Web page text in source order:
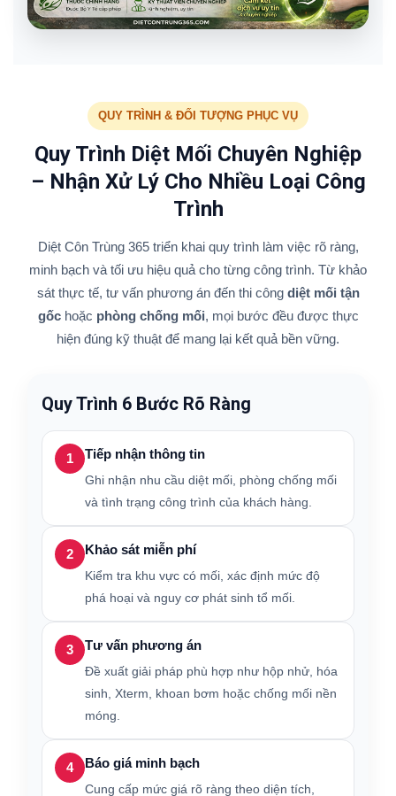
QUY TRÌNH & ĐỐI TƯỢNG PHỤC VỤ
Quy Trình Diệt Mối Chuyên Nghiệp
– Nhận Xử Lý Cho Nhiều Loại Công
Trình
Diệt Côn Trùng 365 triển khai quy trình làm việc rõ ràng,
minh bạch và tối ưu hiệu quả cho từng công trình. Từ khảo
sát thực tế, tư vấn phương án đến thi công diệt mối tận
gốchoặc phòng chống mối, mọi bước đều được thực
hiện đúng kỹ thuật để mang lại kết quả bền vững.
Quy Trình 6 Bước Rõ Ràng
1 Tiếp nhận thông tin
Ghi nhận nhu cầu diệt mối, phòng chống mối
và tình trạng công trình của khách hàng.
2 Khảo sát miễn phí
Kiểm tra khu vực có mối, xác định mức độ
phá hoại và nguy cơ phát sinh tổ mối.
3 Tư vấn phương án
Đề xuất giải pháp phù hợp như hộp nhử, hóa
sinh, Xterm, khoan bơm hoặc chống mối nền
móng.
4 Báo giá minh bạch
Cung cấp mức giá rõ ràng theo diện tích,